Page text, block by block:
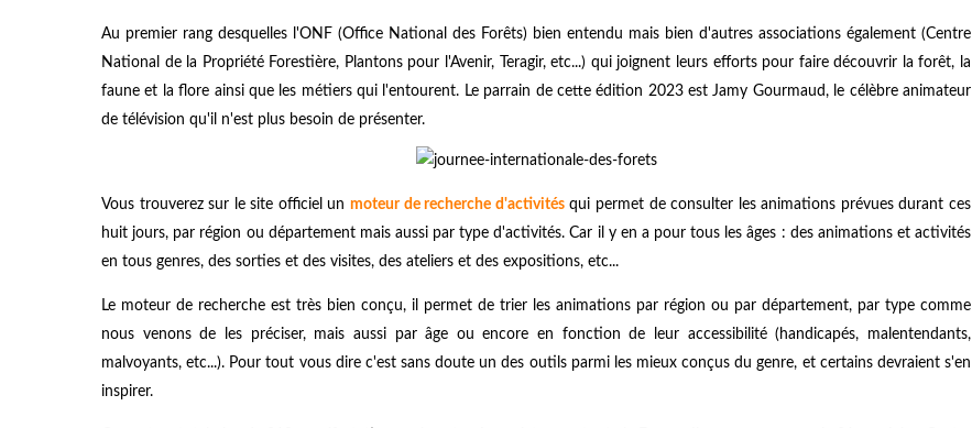
Au premier rang desquelles l'ONF (Office National des Forêts) bien entendu mais bien d'autres associations également (Centre
National de la Propriété Forestière, Plantons pour l'Avenir, Teragir, etc...) qui joignent leurs efforts pour faire découvrir la forêt, la
faune et la flore ainsi que les métiers qui l'entourent. Le parrain de cette édition 2023 est Jamy Gourmaud, le célèbre animateur
de télévision qu'il n'est plus besoin de présenter.
Vous trouverez sur le site officiel unmoteur de recherche d'activitésqui permet de consulter les animations prévues durant ces
huit jours, par région ou département mais aussi par type d'activités. Car il y en a pour tous les âges : des animations et activités
en tous genres, des sorties et des visites, des ateliers et des expositions, etc...
Le moteur de recherche est très bien conçu, il permet de trier les animations par région ou par département, par type comme
nous venons de les préciser, mais aussi par âge ou encore en fonction de leur accessibilité (handicapés, malentendants,
malvoyants, etc...). Pour tout vous dire c'est sans doute un des outils parmi les mieux conçus du genre, et certains devraient s'en
inspirer.